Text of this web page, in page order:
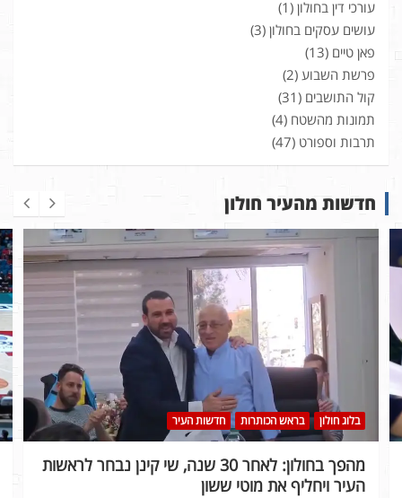
עורכי דין בחולון (1)
עושים עסקים בחולון (3)
פאן טיים (13)
פרשת השבוע (2)
קול התושבים (31)
תמונות מהשטח (4)
תרבות וספורט (47)
חדשות מהעיר חולון
בלוג חולון בראש הכותרות חדשות העיר
מהפך בחולון: לאחר 30 שנה, שי קינן נבחר לראשות
העיר ויחליף את מוטי ששון